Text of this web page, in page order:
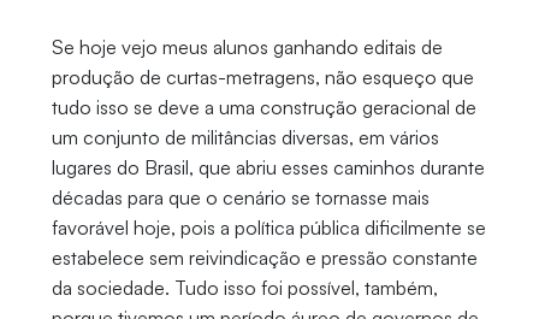
Se hoje vejo meus alunos ganhando editais de
produção de curtas-metragens, não esqueço que
tudo isso se deve a uma construção geracional de
um conjunto de militâncias diversas, em vários
lugares do Brasil, que abriu esses caminhos durante
décadas para que o cenário se tornasse mais
favorável hoje, pois a política pública dificilmente se
estabelece sem reivindicação e pressão constante
da sociedade. Tudo isso foi possível, também,